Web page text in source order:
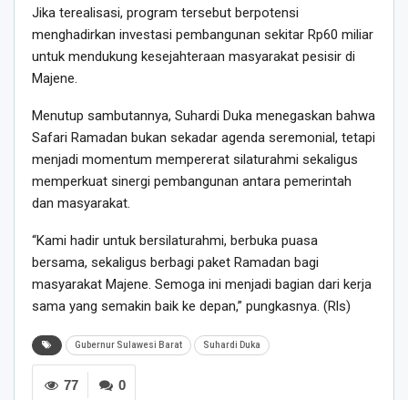
Jika terealisasi, program tersebut berpotensi
menghadirkan investasi pembangunan sekitar Rp60 miliar
untuk mendukung kesejahteraan masyarakat pesisir di
Majene.
Menutup sambutannya, Suhardi Duka menegaskan bahwa
Safari Ramadan bukan sekadar agenda seremonial, tetapi
menjadi momentum mempererat silaturahmi sekaligus
memperkuat sinergi pembangunan antara pemerintah
dan masyarakat.
“Kami hadir untuk bersilaturahmi, berbuka puasa
bersama, sekaligus berbagi paket Ramadan bagi
masyarakat Majene. Semoga ini menjadi bagian dari kerja
sama yang semakin baik ke depan,” pungkasnya. (Rls)
Gubernur Sulawesi Barat Suhardi Duka
0
77